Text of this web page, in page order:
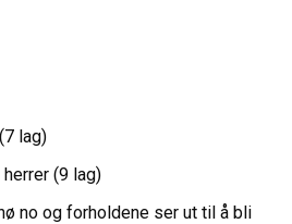
lag)
(9 lag)
no og forholdene ser ut til å bli